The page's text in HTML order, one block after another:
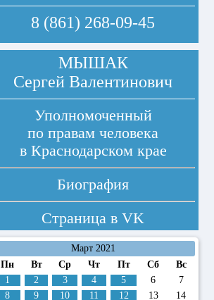
8 (861) 268-09-45
МЫШАК
Сергей Валентинович
Уполномоченный
по правам человека
в Краснодарском крае
Биография
Страница в VK
Март 2021
Пн
Вт Ср Чт Пт Сб
Вс
1
2 3 4 5 6
7
8
9 10 11 12 13 14